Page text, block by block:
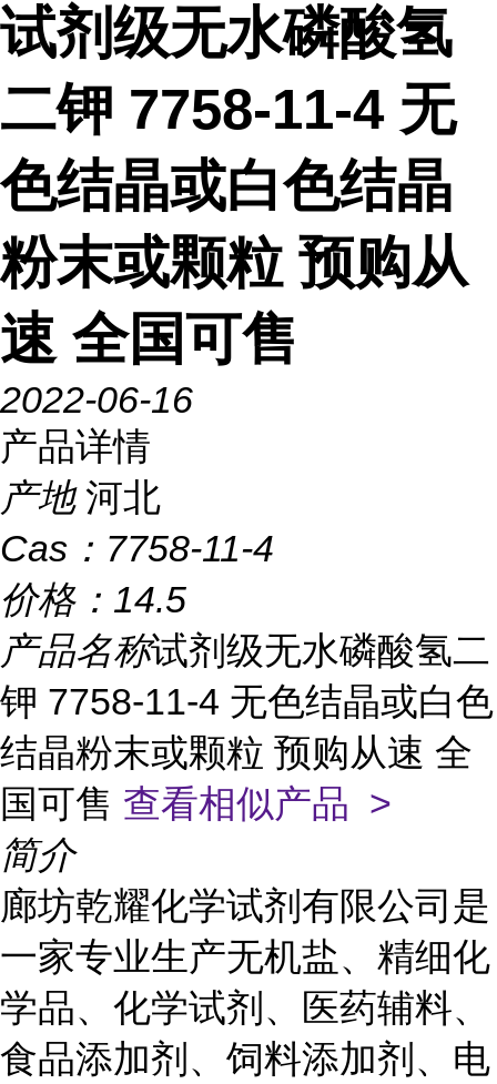
试剂级无水磷酸氢
二钾 7758-11-4 无
色结晶或白色结晶
粉末或颗粒 预购从
速 全国可售
2022-06-16
产品详情
产地 河北
Cas： 7758-11-4
价格： 14.5
产品名称试剂级无水磷酸氢二
钾 7758-11-4 无色结晶或白色
结晶粉末或颗粒 预购从速 全
国可售 查看相似产品 >
简介
廊坊乾耀化学试剂有限公司是
一家专业生产无机盐、精细化
学品、化学试剂、医药辅料、
食品添加剂、饲料添加剂、电